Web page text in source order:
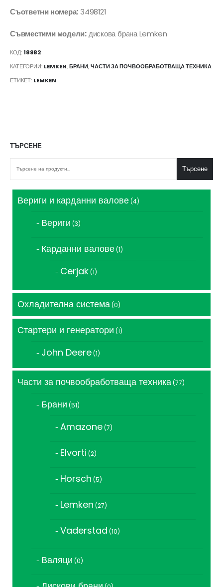
Съответни номера: 3498121
Съвместими модели:дискова брана Lemken
КОД:18982
КАТЕГОРИИ: LEMKEN,БРАНИ,ЧАСТИ ЗА ПОЧВООБРАБОТВАЩА ТЕХНИКА
ЕТИКЕТ: LEMKEN
ТЪРСЕНЕ
Търсене
Вериги и карданни валове 44
Вериги 33
Карданни валове 11
Cerjak 11
Охладителна система 00
продукта
Стартери и генератори 11
John Deere 11
Части за почвообработваща техника 7777
Брани 5151
Amazone 77
Elvorti 22
Horsch 55
Lemken 2727
Vaderstad 1010
Валяци 00